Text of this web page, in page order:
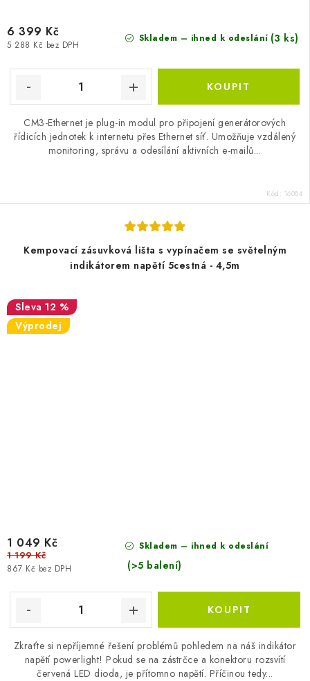
Skladem – ihned k odeslání (3 ks)
5 288 Kč bez DPH
6 399 Kč
CM3-Ethernet je plug-in modul pro připojení generátorových
řídicích jednotek k internetu přes Ethernet síť. Umožňuje vzdálený
monitoring, správu a odesílání aktivních e-mailů...
Kód: 16084
Kempovací zásuvková lišta s vypínačem se světelným
indikátorem napětí 5cestná - 4,5m
12 %
Výprodej
Skladem – ihned k odeslání
(>5 balení)
867 Kč bez DPH
1 049 Kč
1 199 Kč
Zkraťte si nepříjemné řešení problémů pohledem na náš indikátor
napětí powerlight! Pokud se na zástrčce a konektoru rozsvítí
červená LED dioda, je přítomno napětí. Příčinou tedy...